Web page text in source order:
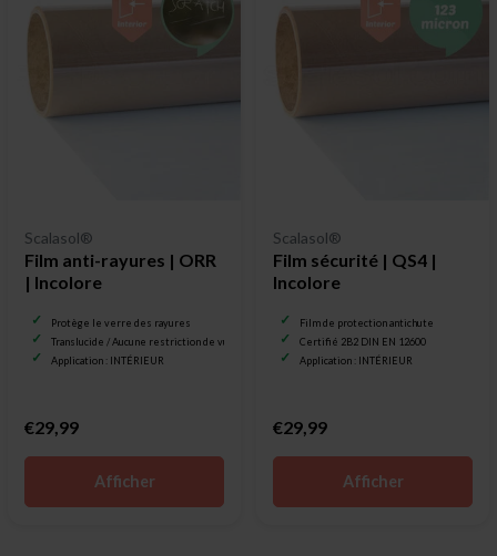
Scalasol®
Film anti-rayures | ORR
| Incolore
Protège le verre des rayures
Translucide / Aucune restriction de vue
Application : INTÉRIEUR
€29,99
Afficher
Scalasol®
Film sécurité | QS4 |
Incolore
Film de protection antichute
Certifié 2B2 DIN EN 12600
Application : INTÉRIEUR
€29,99
Afficher